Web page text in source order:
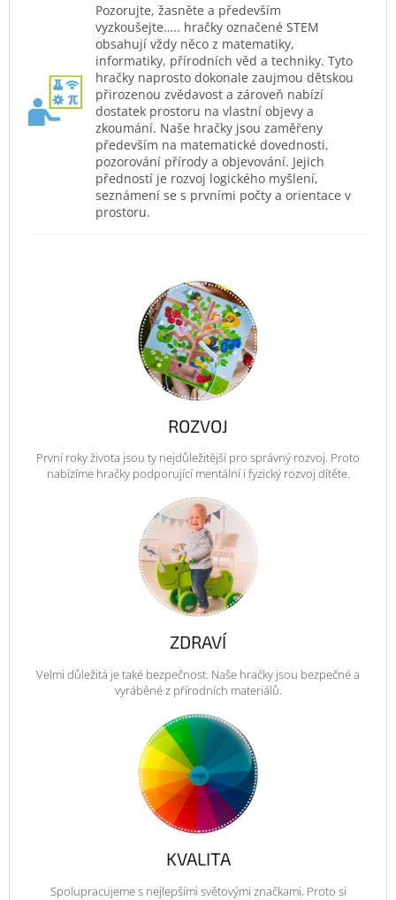
Pozorujte, žasněte a především
vyzkoušejte….. hračky označené STEM
obsahují vždy něco z matematiky,
informatiky, přírodních věd a techniky. Tyto
hračky naprosto dokonale zaujmou dětskou
přirozenou zvědavost a zároveň nabízí
dostatek prostoru na vlastní objevy a
zkoumání. Naše hračky jsou zaměřeny
především na matematické dovednosti,
pozorování přírody a objevování. Jejich
předností je rozvoj logického myšlení,
seznámení se s prvními počty a orientace v
prostoru.
ROZVOJ
První roky života jsou ty nejdůležitější pro správný rozvoj. Proto
nabízíme hračky podporující mentální i fyzický rozvoj dítěte.
ZDRAVÍ
Velmi důležitá je také bezpečnost. Naše hračky jsou bezpečné a
vyráběné z přírodních materiálů.
KVALITA
Spolupracujeme s nejlepšími světovými značkami. Proto si